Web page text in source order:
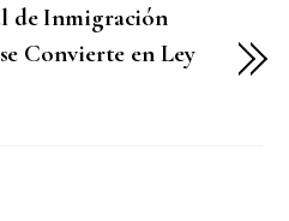
de Inmigración
Convierte en Ley